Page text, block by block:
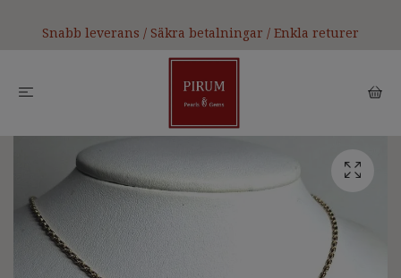
Snabb leverans / Säkra betalningar / Enkla returer